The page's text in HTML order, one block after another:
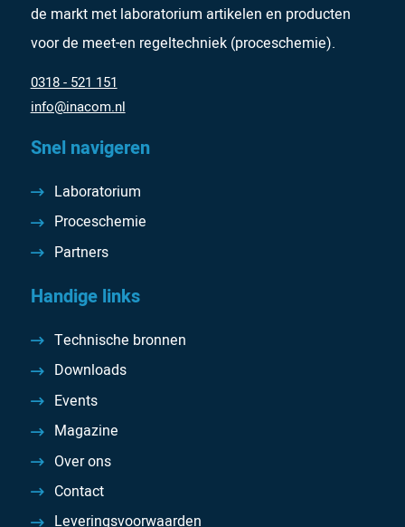
de markt met laboratorium artikelen en producten
voor de meet-en regeltechniek (proceschemie).
0318 - 521 151
info@inacom.nl
Snel navigeren
Laboratorium
Proceschemie
Partners
Handige links
Technische bronnen
Downloads
Events
Magazine
Over ons
Contact
Leveringsvoorwaarden